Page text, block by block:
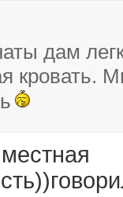
дам
кровать.